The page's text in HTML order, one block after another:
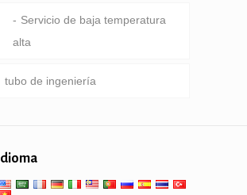
perforación
Servicio de baja temperatura
alta
tubo de ingeniería
tubo mecánica y precisión
Idioma